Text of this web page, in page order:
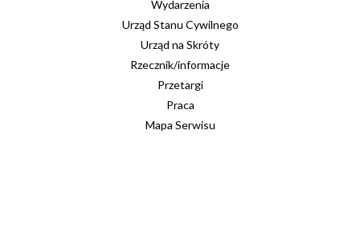
Wydarzenia
Urząd Stanu Cywilnego
Urząd na Skróty
Rzecznik/informacje
Przetargi
Praca
Mapa Serwisu